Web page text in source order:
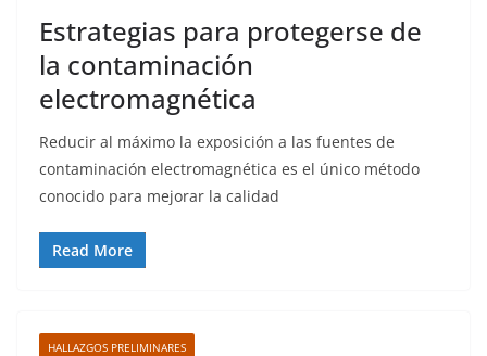
Estrategias para protegerse de
la contaminación
electromagnética
Reducir al máximo la exposición a las fuentes de
contaminación electromagnética es el único método
conocido para mejorar la calidad
Read More
HALLAZGOS PRELIMINARES